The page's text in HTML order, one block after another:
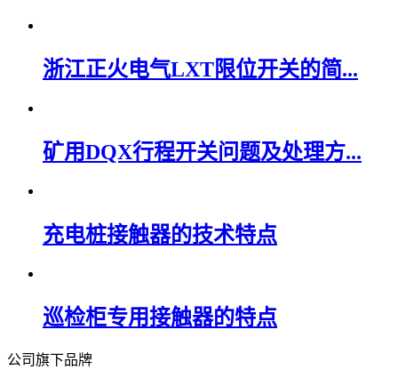
浙江正火电气LXT限位开关的简...
矿用DQX行程开关问题及处理方...
充电桩接触器的技术特点
巡检柜专用接触器的特点
公司旗下品牌